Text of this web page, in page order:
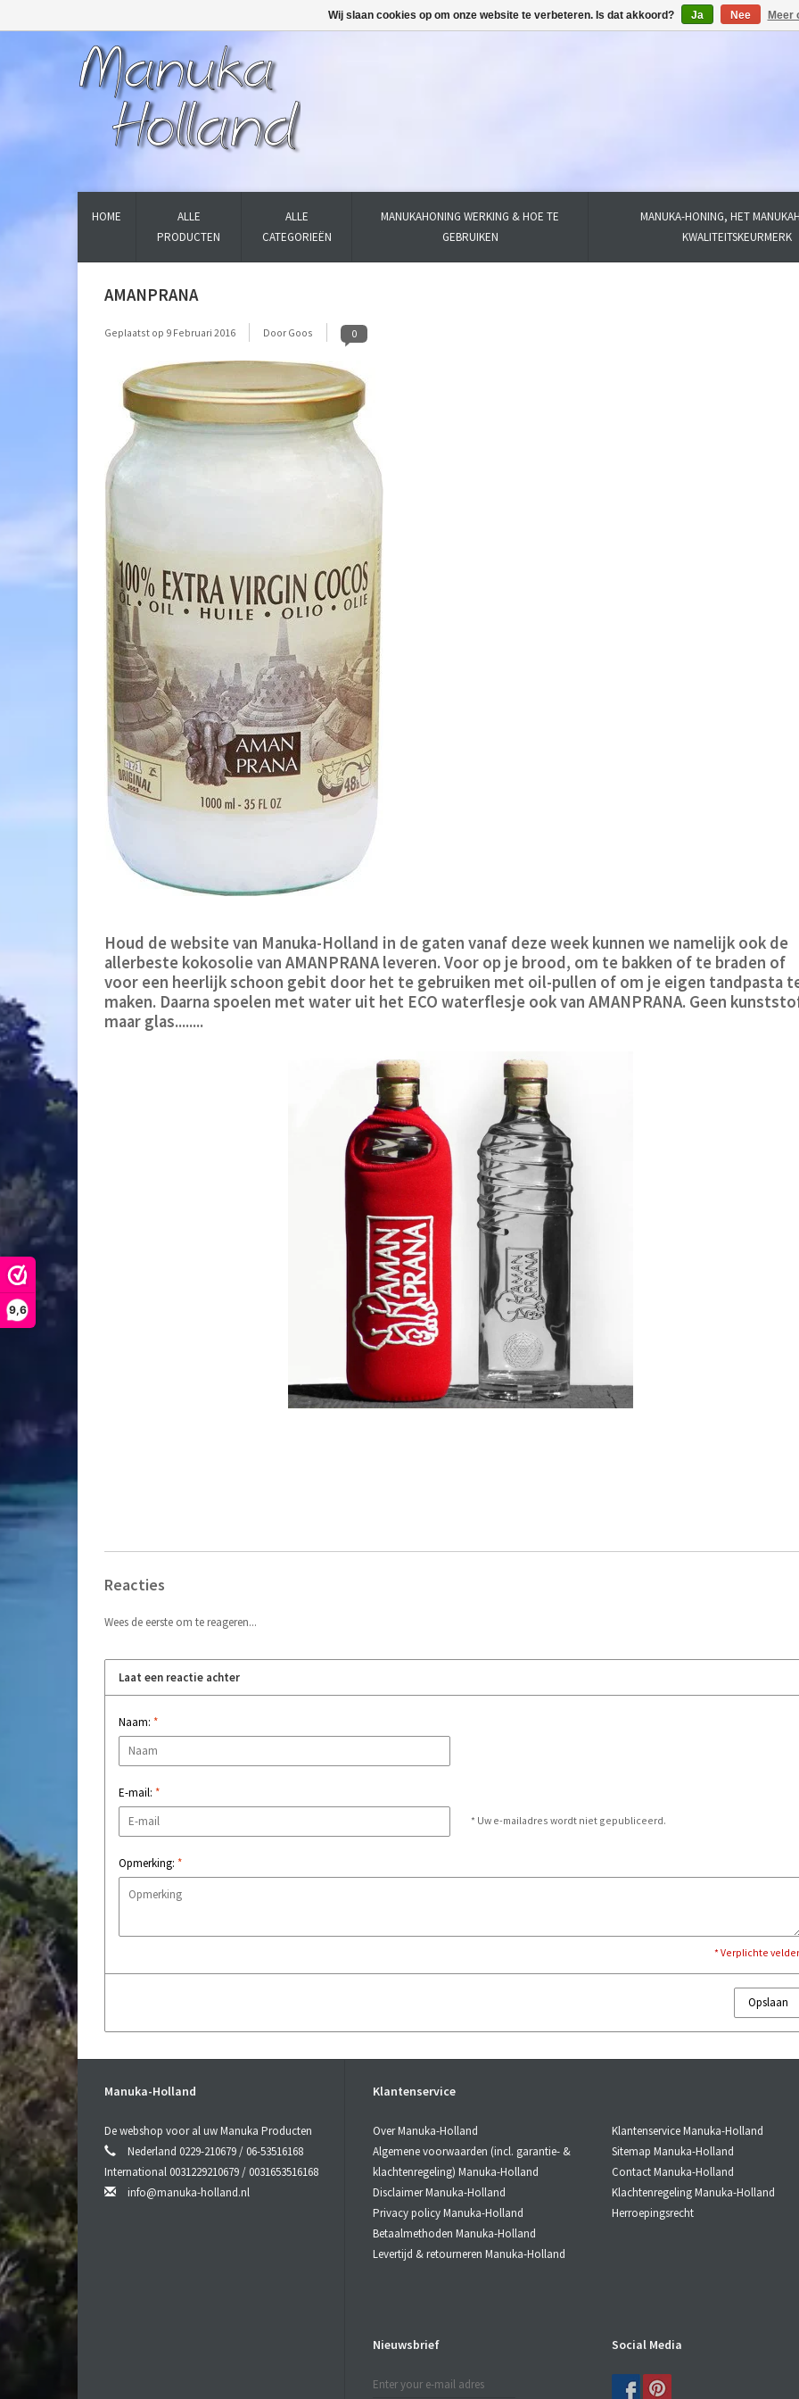
9,6
HOME
ALLE
PRODUCTEN
ALLE
CATEGORIEËN
MANUKAHONING WERKING & HOE TE
GEBRUIKEN
MANUKA-HONING, HET
KWALITEITSKEURMERK
AMANPRANA
Geplaatst op 9 Februari 2016 Door Goos 0
Houd de website van Manuka-Holland in de gaten vanaf deze week kunnen we namelijk ook de
allerbeste kokosolie van AMANPRANA leveren. Voor op je brood, om te bakken of te braden of
voor een heerlijk schoon gebit door het te gebruiken met oil-pullen of om je eigen tandpasta
maken. Daarna spoelen met water uit het ECO waterflesje ook van AMANPRANA. Geen
maar glas........
Reacties
Wees de eerste om te reageren...
Laat een reactie achter
Naam: *
E-mail: *
* Uw e-mailadres wordt niet gepubliceerd.
Opmerking: *
* Verplichte
Opslaan
Manuka-Holland
De webshop voor al uw Manuka Producten
Nederland 0229-210679 / 06-53516168
International 0031229210679 / 0031653516168
info@manuka-holland.nl
Klantenservice
Over Manuka-Holland
Algemene voorwaarden (incl. garantie- &
klachtenregeling) Manuka-Holland
Disclaimer Manuka-Holland
Privacy policy Manuka-Holland
Betaalmethoden Manuka-Holland
Levertijd & retourneren Manuka-Holland
Klantenservice Manuka-Holland
Sitemap Manuka-Holland
Contact Manuka-Holland
Klachtenregeling Manuka-Holland
Herroepingsrecht
Nieuwsbrief Social Media
Wij slaan cookies op om onze website te verbeteren. Is dat akkoord? Ja Nee Meer